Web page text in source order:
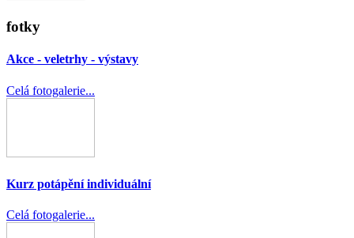
fotky
Akce - veletrhy - výstavy
Celá fotogalerie...
Kurz potápění individuální
Celá fotogalerie...